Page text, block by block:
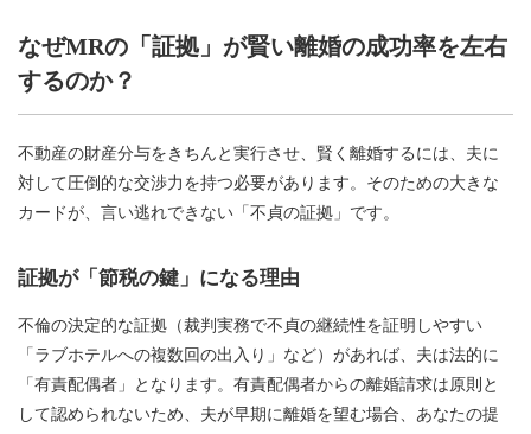
なぜMRの「証拠」が賢い離婚の成功率を左右
するのか？
不動産の財産分与をきちんと実行させ、賢く離婚するには、夫に
対して圧倒的な交渉力を持つ必要があります。そのための大きな
カードが、言い逃れできない「不貞の証拠」です。
証拠が「節税の鍵」になる理由
不倫の決定的な証拠（裁判実務で不貞の継続性を証明しやすい
「ラブホテルへの複数回の出入り」など）があれば、夫は法的に
「有責配偶者」となります。有責配偶者からの離婚請求は原則と
して認められないため、夫が早期に離婚を望む場合、あなたの提